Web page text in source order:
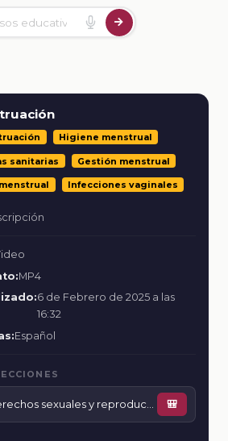
Higiene menstrual
sanitarias Gestión menstrual
Infecciones vaginales
MP4
6 de Febrero de 2025 a las
16:32
Español
🎒